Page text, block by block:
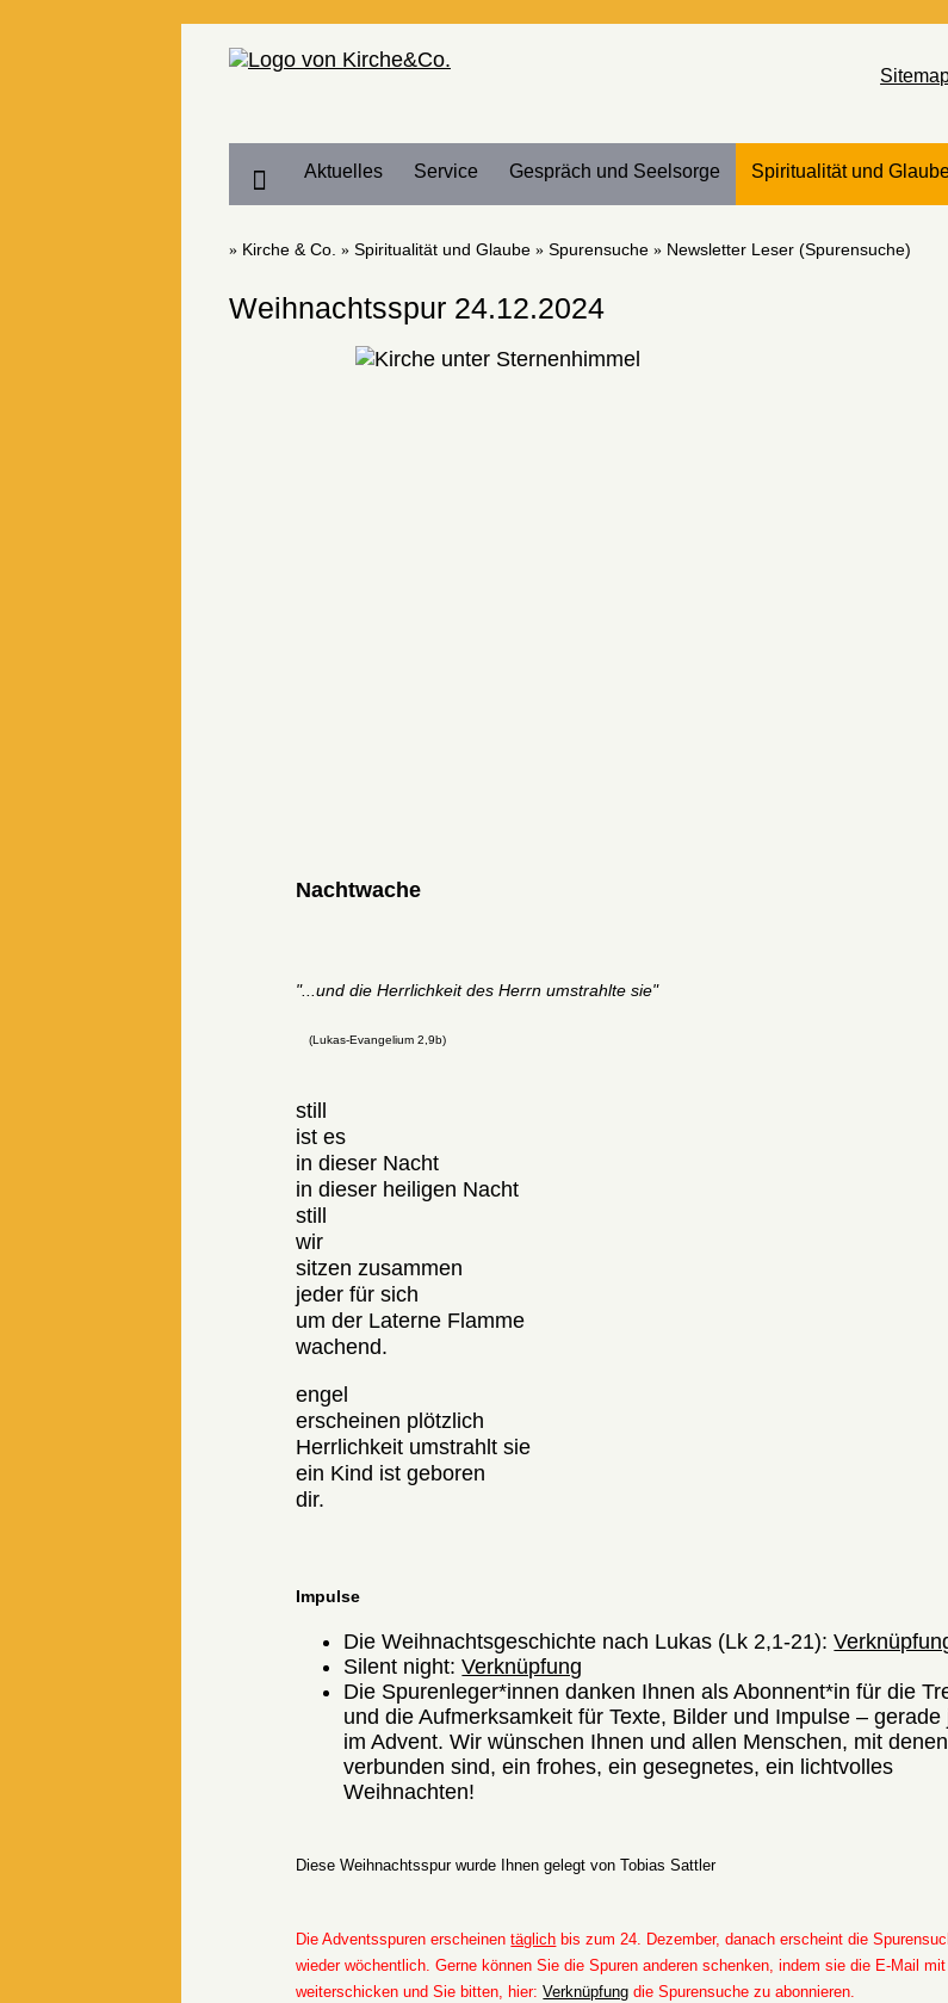
Aktuelles Service Gespräch und Seelsorge Spiritualität und
Kirche & Co. Spiritualität und Glaube Spurensuche Newsletter Leser (Spurensuche)
Weihnachtsspur 24.12.2024
Nachtwache
"...und die Herrlichkeit des Herrn umstrahlte sie"
(Lukas-Evangelium 2,9b)
still
ist es
in dieser Nacht
in dieser heiligen Nacht
still
wir
sitzen zusammen
jeder für sich
um der Laterne Flamme
wachend.
engel
erscheinen plötzlich
Herrlichkeit umstrahlt sie
ein Kind ist geboren
dir.
Impulse
Die Weihnachtsgeschichte nach Lukas (Lk 2,1-21):
Silent night:Verknüpfung
Die Spurenleger*innen danken Ihnen als Abonnent*in für die
und die Aufmerksamkeit für Texte, Bilder und Impulse – gerade
im Advent. Wir wünschen Ihnen und allen Menschen, mit
verbunden sind, ein frohes, ein gesegnetes, ein lichtvolles
Weihnachten!
Diese Weihnachtsspur wurde Ihnen gelegt von Tobias Sattler
Die Adventsspuren erscheinentäglich bis zum 24. Dezember, danach erscheint die
wieder wöchentlich. Gerne können Sie die Spuren anderen schenken, indem sie die E-Mail
weiterschicken und Sie bitten, hier:Verknüpfung die Spurensuche zu abonnieren.